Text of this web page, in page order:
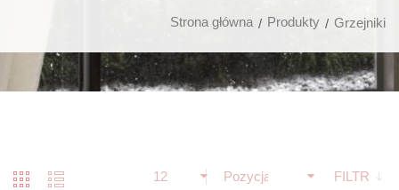
Strona główna Produkty Grzejniki
Pozycja FILTR
12